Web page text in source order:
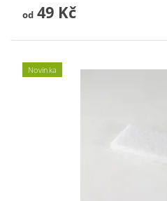
od49 Kč
Novinka